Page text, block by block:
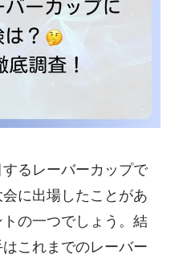
るレーバーカップで
に出場したことがあ
の一つでしょう。結
これまでのレーバー